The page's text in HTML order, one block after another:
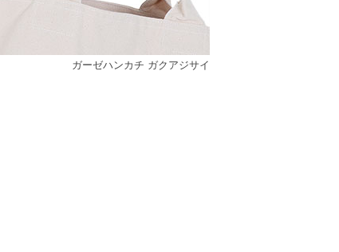
ガーゼハンカチ ガクアジサイ